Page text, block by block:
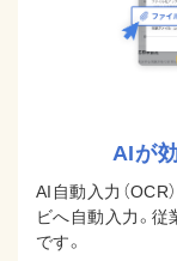
AIが
AI自動入力（OCR
ビへ自動入力。
です。